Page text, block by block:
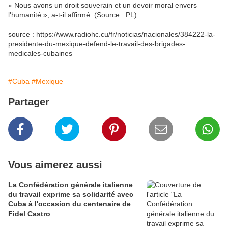
« Nous avons un droit souverain et un devoir moral envers
l'humanité », a-t-il affirmé. (Source : PL)
source : https://www.radiohc.cu/fr/noticias/nacionales/384222-la-
presidente-du-mexique-defend-le-travail-des-brigades-
medicales-cubaines
#Cuba #Mexique
Partager
Vous aimerez aussi
La Confédération générale italienne
du travail exprime sa solidarité avec
Cuba à l'occasion du centenaire de
Fidel Castro